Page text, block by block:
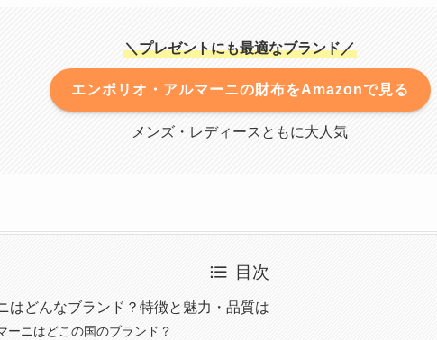
＼プレゼントにも最適なブランド／
エンポリオ・アルマーニの財布をAmazonで見る
メンズ・レディースともに大人気
目次
はどんなブランド？特徴と魅力・品質は
ーニはどこの国のブランド？